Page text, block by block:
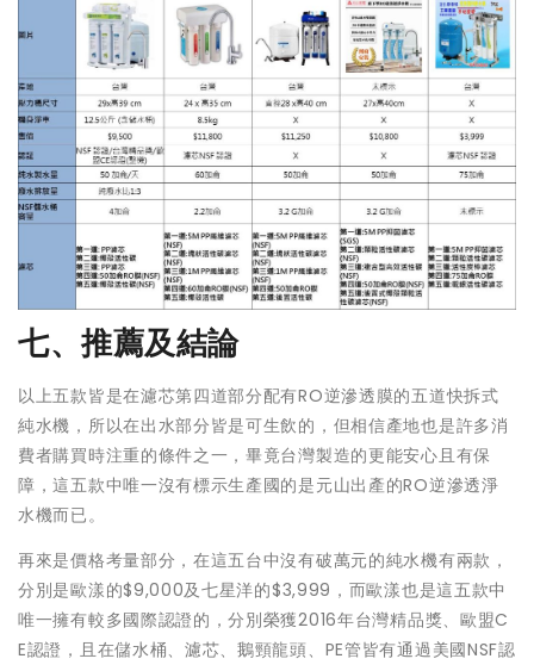
七、推薦及結論
以上五款皆是在濾芯第四道部分配有RO逆滲透膜的五道快拆式
純水機，所以在出水部分皆是可生飲的，但相信產地也是許多消
費者購買時注重的條件之一，畢竟台灣製造的更能安心且有保
障，這五款中唯一沒有標示生產國的是元山出產的RO逆滲透淨
水機而已。
再來是價格考量部分，在這五台中沒有破萬元的純水機有兩款，
分別是歐漾的$9,000及七星洋的$3,999，而歐漾也是這五款中
唯一擁有較多國際認證的，分別榮獲2016年台灣精品獎、歐盟C
E認證，且在儲水桶、濾芯、鵝頸龍頭、PE管皆有通過美國NSF認